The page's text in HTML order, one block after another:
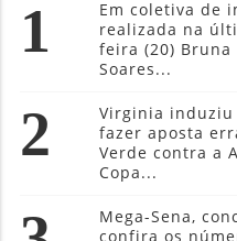
1
Em coletiva de
realizada na
feira (20)
Soares...
2
Virginia
fazer aposta
Verde contra a
Copa...
Mega-Sena,
confira os